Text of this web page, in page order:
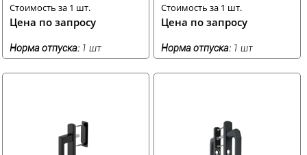
Стоимость за 1 шт.
Цена по запросу
Норма отпуска: 1 шт
Стоимость за 1 шт.
Цена по запросу
Норма отпуска: 1 шт